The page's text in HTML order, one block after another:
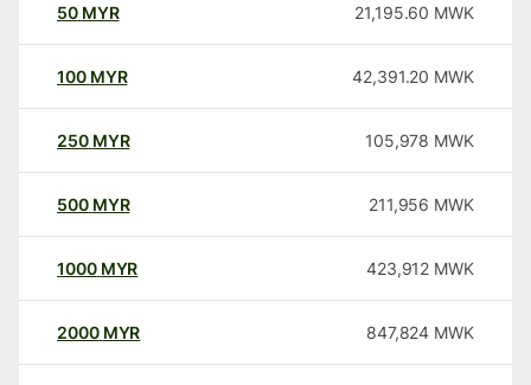
50 MYR 21,195.60 MWK
100 MYR 42,391.20 MWK
250 MYR 105,978 MWK
500 MYR 211,956 MWK
1000 MYR 423,912 MWK
2000 MYR 847,824 MWK